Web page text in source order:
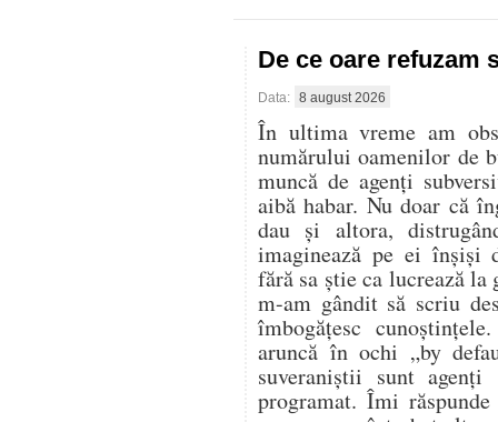
De ce oare
Data: 8 august 2026
În ultima vreme am
numărului oamenilor de
muncă de agenți
aibă habar. Nu doar că
dau și altora,
imaginează pe ei înșiși
fără sa știe ca lucrează
m-am gândit să scriu
îmbogățesc
aruncă în ochi „by
suveraniștii sunt
programat. Îmi